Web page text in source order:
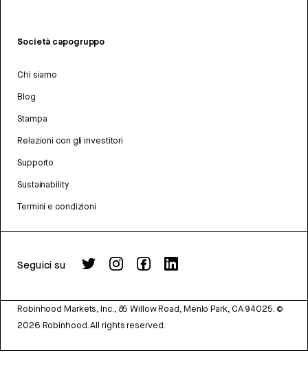
Società capogruppo
Chi siamo
Blog
Stampa
Relazioni con gli investitori
Supporto
Sustainability
Termini e condizioni
Seguici su
Robinhood Markets, Inc., 85 Willow Road, Menlo Park, CA 94025. ©
2026 Robinhood. All rights reserved.